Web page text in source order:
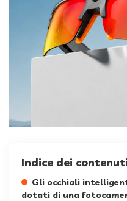
Indice dei contenuti
Gli occhiali
dotati di una